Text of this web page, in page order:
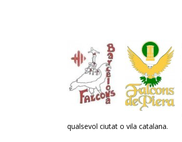
qualsevol ciutat o vila catalana.